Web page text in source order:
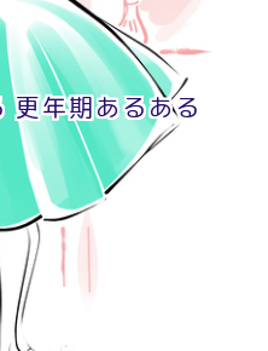
更年期あるある